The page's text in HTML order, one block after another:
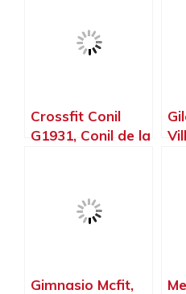
Crossfit Conil
G1931, Conil de la
Gimnasio Mcfit,